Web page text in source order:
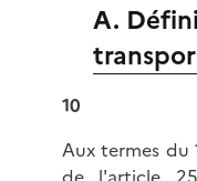
A.
10
Aux termes du